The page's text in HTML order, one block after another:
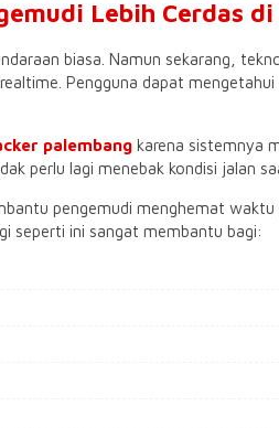
Lebih Cerdas di
biasa. Namun sekarang,
Pengguna dapat
palembang karena sistemnya
perlu lagi menebak kondisi jalan
pengemudi menghemat
seperti ini sangat membantu bagi: